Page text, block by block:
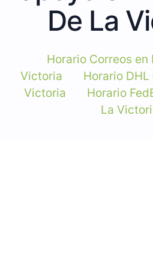
De La
Horario Correos en
Victoria
Horario DHL
Victoria
Horario
La